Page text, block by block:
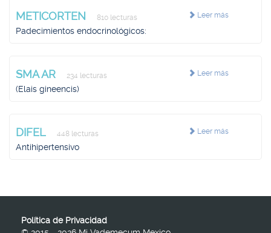
Leer más
METICORTEN 810 lecturas
Padecimientos endocrinológicos:
Leer más
SMA AR 234 lecturas
(Elais gineencis)
Leer más
DIFEL 448 lecturas
Antihipertensivo
Política de Privacidad